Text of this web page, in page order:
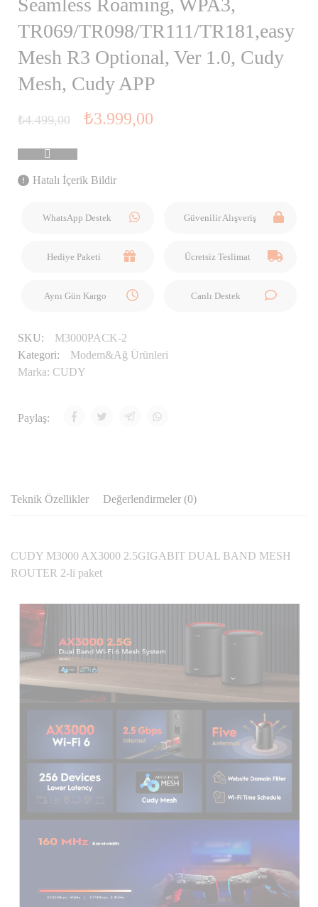
Seamless Roaming, WPA3,
TR069/TR098/TR111/TR181,easy
Mesh R3 Optional, Ver 1.0, Cudy
Mesh, Cudy APP
₺4.499,00 ₺3.999,00
Hatalı İçerik Bildir
WhatsApp Destek Güvenilir Alışveriş
Hediye Paketi Ücretsiz Teslimat
Aynı Gün Kargo Canlı Destek
SKU:
M3000PACK-2
Kategori:
Modem&Ağ Ürünleri
Marka: CUDY
Paylaş:
Teknik Özellikler Değerlendirmeler (0)
CUDY M3000 AX3000 2.5GIGABIT DUAL BAND MESH
ROUTER 2-li paket